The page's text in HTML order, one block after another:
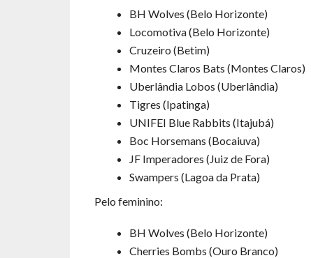
BH Wolves (Belo Horizonte)
Locomotiva (Belo Horizonte)
Cruzeiro (Betim)
Montes Claros Bats (Montes Claros)
Uberlândia Lobos (Uberlândia)
Tigres (Ipatinga)
UNIFEI Blue Rabbits (Itajubá)
Boc Horsemans (Bocaiuva)
JF Imperadores (Juiz de Fora)
Swampers (Lagoa da Prata)
Pelo feminino:
BH Wolves (Belo Horizonte)
Cherries Bombs (Ouro Branco)